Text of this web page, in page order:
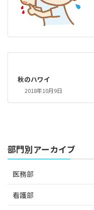
秋のハワイ
2018年10月9日
部門別アーカイブ
医務部
看護部